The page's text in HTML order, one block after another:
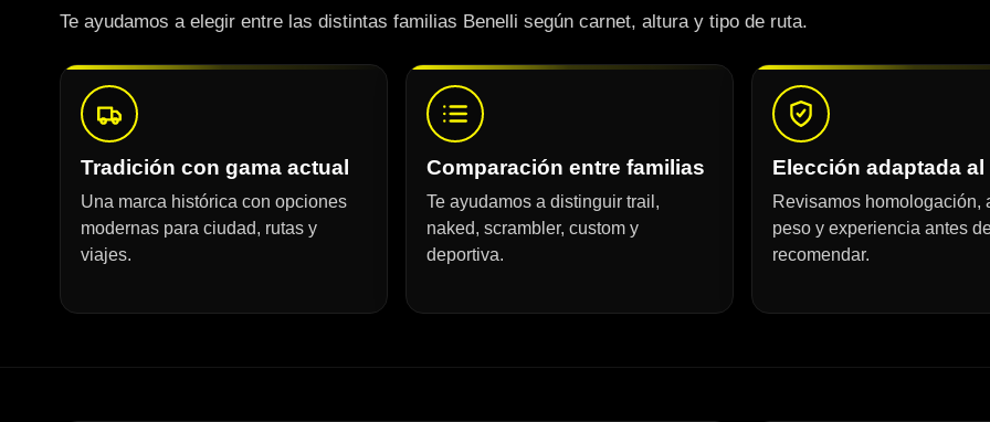
Te ayudamos a elegir entre las distintas familias Benelli según carnet, altura y tipo de ruta.
Tradición con gama actual
Una marca histórica con opciones
modernas para ciudad, rutas y
viajes.
Comparación entre familias
Te ayudamos a distinguir trail,
naked, scrambler, custom y
deportiva.
Elección adaptada al
Revisamos homologación,
peso y experiencia antes
recomendar.